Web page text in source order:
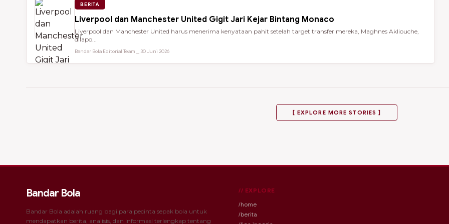
BERITA
Liverpool dan Manchester United Gigit Jari Kejar Bintang Monaco
Liverpool dan Manchester United harus menerima kenyataan pahit setelah target transfer mereka, Maghnes Akliouche,
dilapo...
Bandar Bola Editorial Team ⎯ 30 Juni 2026
[ EXPLORE MORE STORIES ]
Bandar Bola
Bandar Bola adalah ruang bagi para pecinta sepak bola untuk
mendapatkan berita, analisis, dan informasi terlengkap tentang
// EXPLORE
/home
/berita